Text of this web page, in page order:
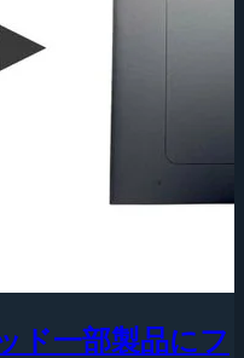
ド一部製品にフ